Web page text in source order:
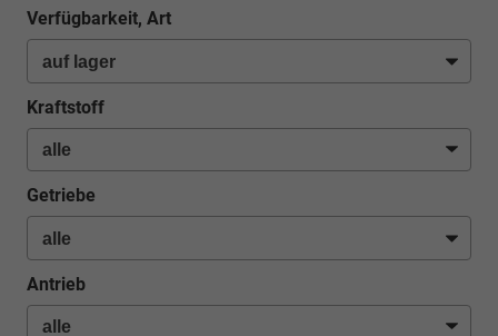
Verfügbarkeit, Art
Kraftstoff
Getriebe
Antrieb